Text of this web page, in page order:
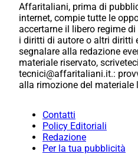
Affaritaliani, prima di
internet, compie tutte le
accertarne il libero regime
i diritti di autore o altri diritti
segnalare alla redazione
materiale riservato,
tecnici@affaritaliani.it.:
alla rimozione del materiale
Contatti
Policy Editoriali
Redazione
Per la tua pubblicità